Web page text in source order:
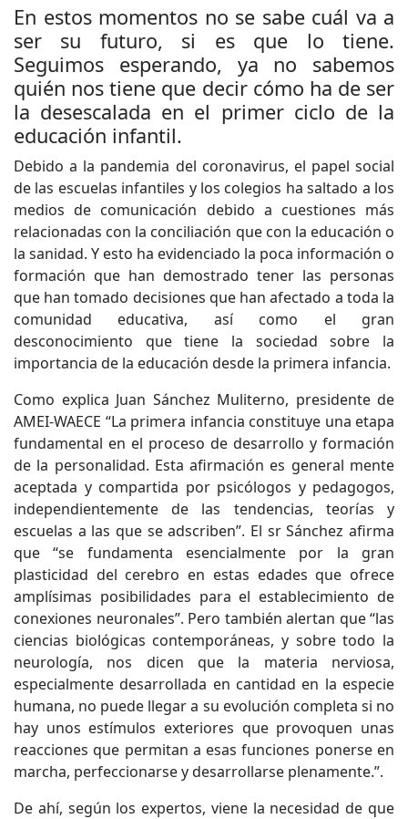
En estos momentos no se sabe cuál va a
ser su futuro, si es que lo tiene.
Seguimos esperando, ya no sabemos
quién nos tiene que decir cómo ha de ser
la desescalada en el primer ciclo de la
educación infantil.
Debido a la pandemia del coronavirus, el papel social
de las escuelas infantiles y los colegios ha saltado a los
medios de comunicación debido a cuestiones más
relacionadas con la conciliación que con la educación o
la sanidad. Y esto ha evidenciado la poca información o
formación que han demostrado tener las personas
que han tomado decisiones que han afectado a toda la
comunidad educativa, así como el gran
desconocimiento que tiene la sociedad sobre la
importancia de la educación desde la primera infancia.
Como explica Juan Sánchez Muliterno, presidente de
AMEI-WAECE “La primera infancia constituye una etapa
fundamental en el proceso de desarrollo y formación
de la personalidad. Esta afirmación es general mente
aceptada y compartida por psicólogos y pedagogos,
independientemente de las tendencias, teorías y
escuelas a las que se adscriben”. El sr Sánchez afirma
que “se fundamenta esencialmente por la gran
plasticidad del cerebro en estas edades que ofrece
amplísimas posibilidades para el establecimiento de
conexiones neuronales”. Pero también alertan que “las
ciencias biológicas contemporáneas, y sobre todo la
neurología, nos dicen que la materia nerviosa,
especialmente desarrollada en cantidad en la especie
humana, no puede llegar a su evolución completa si no
hay unos estímulos exteriores que provoquen unas
reacciones que permitan a esas funciones ponerse en
marcha, perfeccionarse y desarrollarse plenamente.”.
De ahí, según los expertos, viene la necesidad de que